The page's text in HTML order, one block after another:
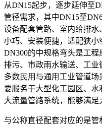
从DN15起步，逐步延伸至
管径需求，其中DN15至
设备配套管路、室内给排
小巧、安装便捷，适配狭
DN300的中规格弯头是工
排污、市政雨水输送、工
多数民用与通用工业管道
要服务于大型化工园区、
大流量管路系统，能够满足
与公称直径配套对应的是